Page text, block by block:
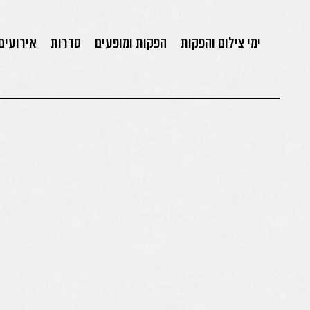
ימי צילום והפקות הפקות ומופעים סדרות